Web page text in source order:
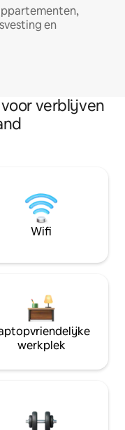
en
verblijven
Wifi
werkplek